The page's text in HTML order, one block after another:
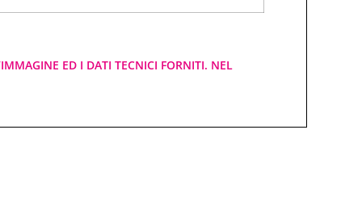
ED I DATI TECNICI FORNITI. NEL